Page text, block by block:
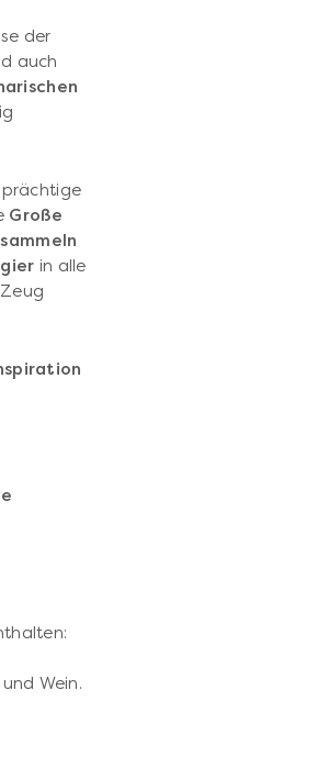
der
auch
Große
sammeln
in alle
Wein.